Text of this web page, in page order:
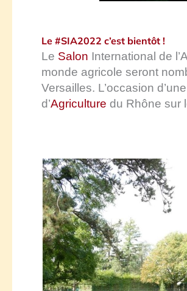
Le #SIA2022 c’est bientôt !
Le Salon International de
monde agricole seront
Versailles. L’occasion
d’Agriculture du Rhône sur